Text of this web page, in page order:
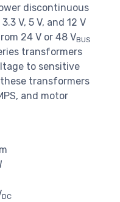
discontinuous
V, 5 V, and 12 V
24 V or 48 VBUS
transformers
to sensitive
transformers
and motor
DC